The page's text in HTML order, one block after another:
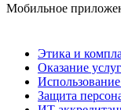
Мобильное
Этика и
Оказание услуг
Защита